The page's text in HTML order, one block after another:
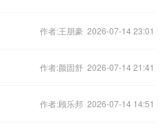
作者:王朋豪 2026-07-14 23:01
作者:颜固舒 2026-07-14 21:41
作者:顾乐邦 2026-07-14 14:51